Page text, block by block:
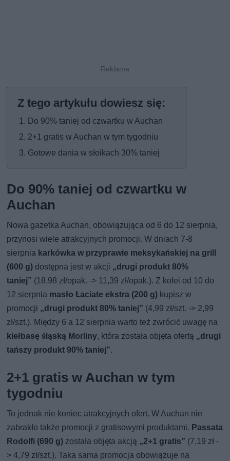
Do 90% taniej od czwartku w Auchan
2+1 gratis w Auchan w tym tygodniu
Gotowe dania w słoikach 30% taniej
Do 90% taniej od czwartku w
Auchan
Nowa gazetka Auchan, obowiązująca od 6 do 12 sierpnia,
przynosi wiele atrakcyjnych promocji. W dniach 7-8
sierpnia karkówka w przyprawie meksykańskiej na grill
(600 g) dostępna jest w akcji „drugi produkt 80%
taniej” (18,98 zł/opak. -> 11,39 zł/opak.). Z kolei od 10 do
12 sierpnia masło Łaciate ekstra (200 g) kupisz w
promocji „drugi produkt 80% taniej” (4,99 zł/szt. -> 2,99
zł/szt.). Między 6 a 12 sierpnia warto też zwrócić uwagę na
kiełbasę śląską Morliny, która została objęta ofertą „drugi
tańszy produkt 90% taniej”.
2+1 gratis w Auchan w tym
tygodniu
To jednak nie koniec atrakcyjnych ofert. W Auchan nie
zabrakło także promocji z gratisowymi produktami. Passata
Rodolfi (690 g) została objęta akcją „2+1 gratis” (7,19 zł -
> 4,79 zł/szt.). Taka sama promocja obowiązuje na